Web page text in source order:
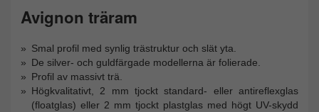
Avignon träram
Smal profil med synlig trästruktur och slät yta.
De silver- och guldfärgade modellerna är folierade.
Profil av massivt trä.
Högkvalitativt, 2 mm tjockt standard- eller antireflexglas
(floatglas) eller 2 mm tjockt plastglas med högt UV-skydd